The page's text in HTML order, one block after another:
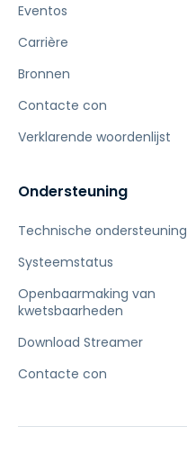
Eventos
Carrière
Bronnen
Contacte con
Verklarende woordenlijst
Ondersteuning
Technische ondersteuning
Systeemstatus
Openbaarmaking van
kwetsbaarheden
Download Streamer
Contacte con